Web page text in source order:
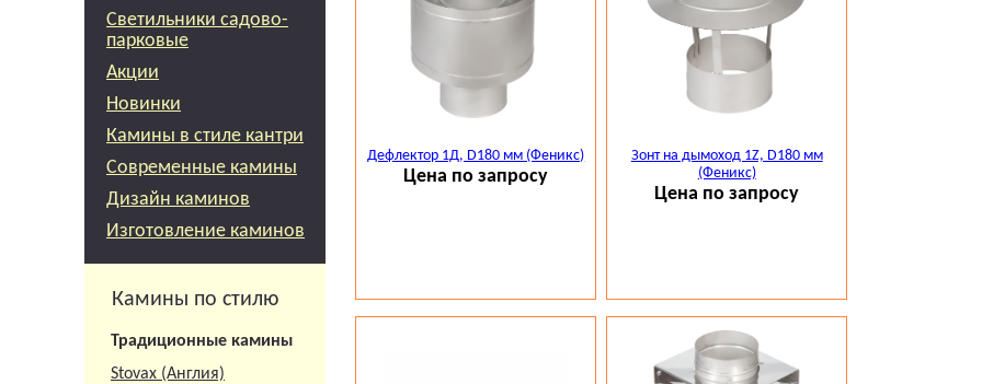
Светильники садово-
парковые
Акции
Новинки
Камины в стиле кантри
Современные камины
Дизайн каминов
Изготовление каминов
Камины по стилю
Традиционные камины
Stovax (Англия)
Дефлектор 1Д, D180 мм (Феникс)
Цена по запросу
Зонт на дымоход 1Z, D180 мм
(Феникс)
Цена по запросу